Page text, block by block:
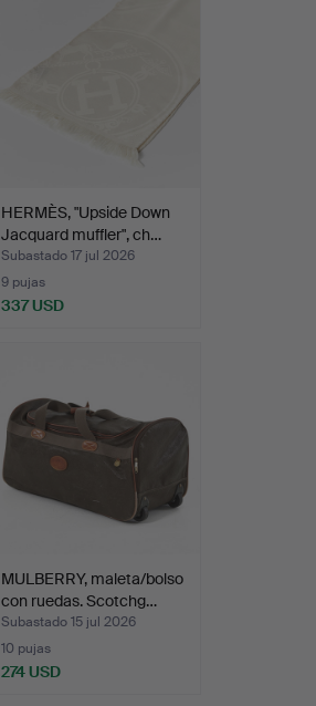
HERMÈS, "Upside Down
Jacquard muffler", ch…
Subastado 17 jul 2026
9 pujas
337 USD
MULBERRY, maleta/bolso
con ruedas. Scotchg…
Subastado 15 jul 2026
10 pujas
274 USD